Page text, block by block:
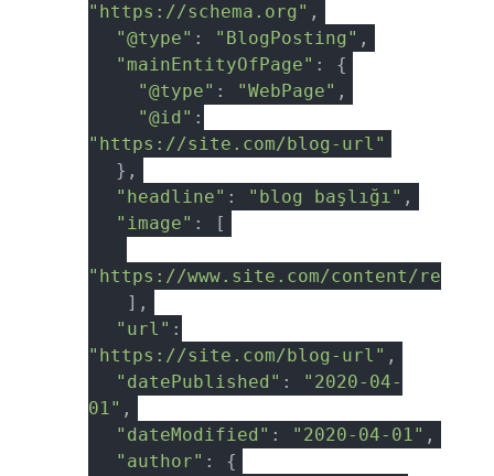
"https://schema.org" ,
"@type" : "BlogPosting" ,
"mainEntityOfPage" : {
"@type" : "WebPage" ,
"@id" :
"https://site.com/blog-url"
},
"headline" : "blog başlığı" ,
"image" : [
"https://www.site.com/content/
],
"url" :
"https://site.com/blog-url" ,
"datePublished" :
"2020-04-
01" ,
"dateModified" : "2020-04-01" ,
"author" : {